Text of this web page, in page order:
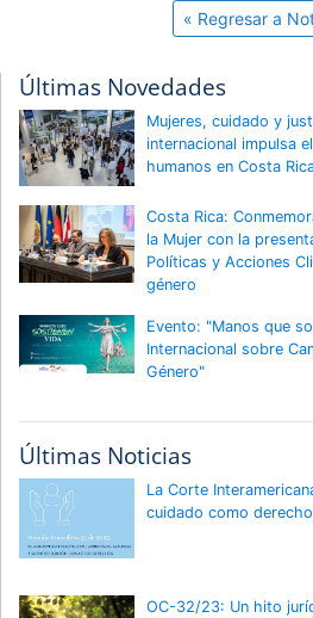
« Regresar a
Últimas Novedades
Mujeres, cuidado y
internacional impulsa
humanos en Costa
Costa Rica:
la Mujer con la
Políticas y Acciones
género
Evento: "Manos que
Internacional sobre
Género"
Últimas Noticias
La Corte
cuidado como
OC-32/23: Un hito